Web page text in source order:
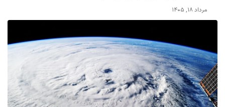
مرداد ۱۸, ۱۴۰۵